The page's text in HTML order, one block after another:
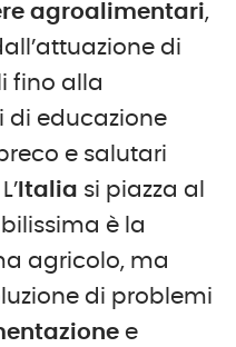
agroalimentari,
di
fino alla
di educazione
e salutari
Italia si piazza al
è la
agricolo, ma
di problemi
e